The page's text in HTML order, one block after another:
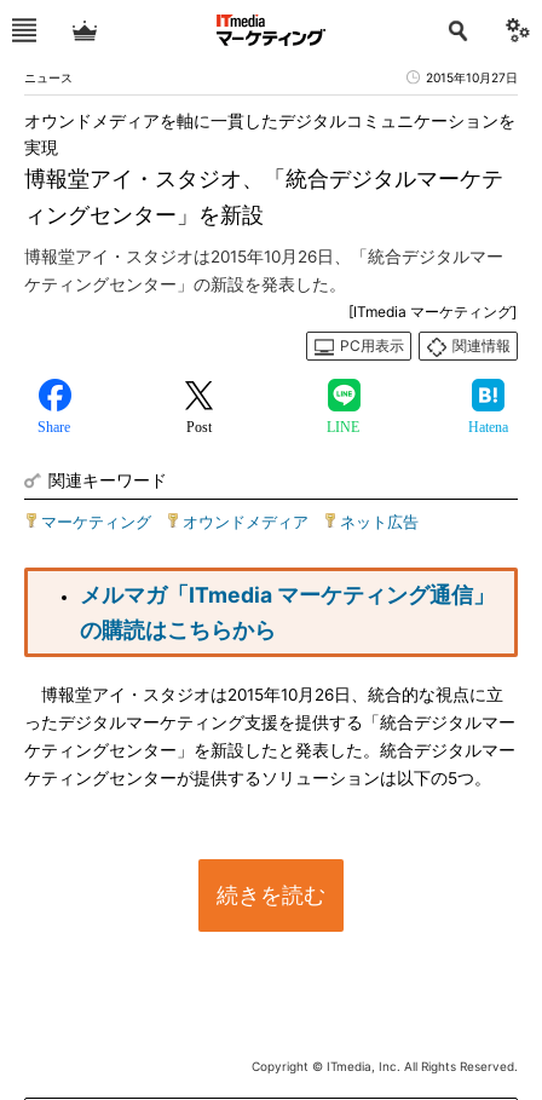
ニュース 2015年10月27日
博報堂アイ・スタジオ、「統合デジタルマーケテ
ィングセンター」を新設
オウンドメディアを軸に一貫したデジタルコミュニケーションを
実現
博報堂アイ・スタジオは2015年10月26日、「統合デジタルマー
ケティングセンター」の新設を発表した。
[ITmedia マーケティング]
PC用表示
関連情報
Share Post LINE Hatena
関連キーワード
マーケティング オウンドメディア ネット広告
メルマガ「ITmedia マーケティング通信」
の購読はこちらから
博報堂アイ・スタジオは2015年10月26日、統合的な視点に立
ったデジタルマーケティング支援を提供する「統合デジタルマー
ケティングセンター」を新設したと発表した。統合デジタルマー
ケティングセンターが提供するソリューションは以下の5つ。
続きを読む
Copyright © ITmedia, Inc. All Rights Reserved.